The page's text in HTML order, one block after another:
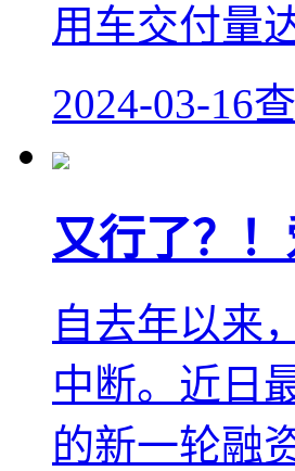
用车交付量
2024-03-16
又行了？
自去年以来
中断。近日
的新一轮融